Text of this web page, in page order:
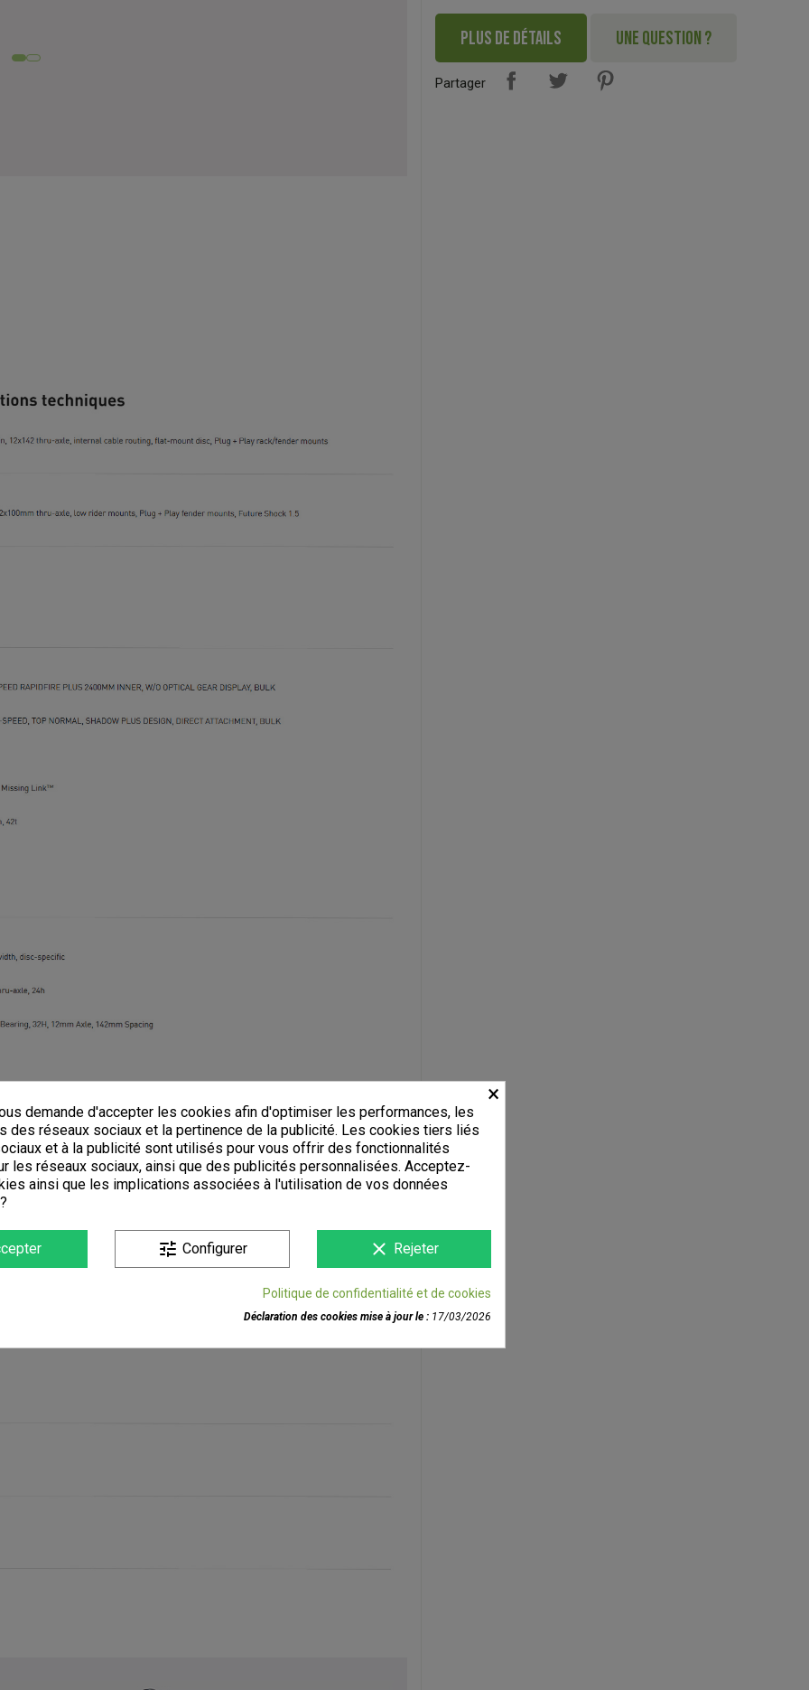
PLUS DE DÉTAILS UNE QUESTION ?
Partager
×
demande d'accepter les cookies afin d'optimiser les performances, les
des réseaux sociaux et la pertinence de la publicité. Les cookies tiers liés
et à la publicité sont utilisés pour vous offrir des fonctionnalités
les réseaux sociaux, ainsi que des publicités personnalisées. Acceptez-
ainsi que les implications associées à l'utilisation de vos données
tune Configurer clear Rejeter
Politique de confidentialité et de cookies
Déclaration des cookies mise à jour le : 17/03/2026